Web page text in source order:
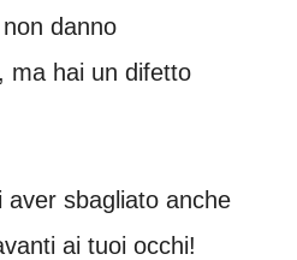
danno
ma hai un difetto
sbagliato anche
ai tuoi occhi!